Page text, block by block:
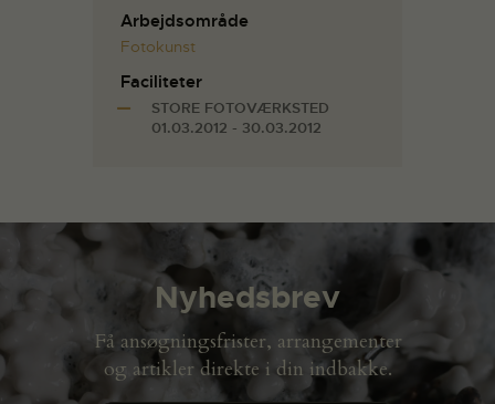
Arbejdsområde
Fotokunst
Faciliteter
STORE FOTOVÆRKSTED
01.03.2012 - 30.03.2012
Nyhedsbrev
Få ansøgningsfrister, arrangementer
og artikler direkte i din indbakke.